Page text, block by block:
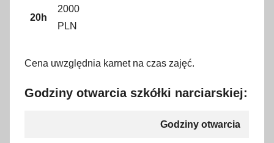
20h
2000
PLN
Cena uwzględnia karnet na czas zajęć.
Godziny otwarcia szkółki narciarskiej:
Godziny otwarcia